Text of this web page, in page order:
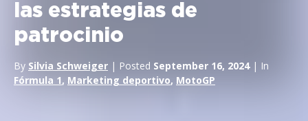
las estrategias de
patrocinio
By Silvia Schweiger | Posted September 16, 2024| In
Fórmula 1, Marketing deportivo, MotoGP